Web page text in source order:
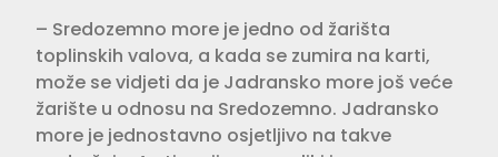
– Sredozemno more je jedno od žarišta
toplinskih valova, a kada se zumira na karti,
može se vidjeti da je Jadransko more još veće
žarište u odnosu na Sredozemno. Jadransko
more je jednostavno osjetljivo na takve